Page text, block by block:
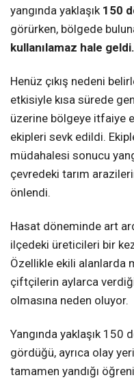
yangında yaklaşık 150
görürken, bölgede
kullanılamaz hale geldi.
Henüz çıkış nedeni
etkisiyle kısa sürede
üzerine bölgeye itfaiye
ekipleri sevk edildi.
müdahalesi sonucu
çevredeki tarım
önlendi.
Hasat döneminde art
ilçedeki üreticileri bir
Özellikle ekili alanlarda
çiftçilerin aylarca
olmasına neden oluyor.
Yangında yaklaşık 150
gördüğü, ayrıca olay
tamamen yandığı